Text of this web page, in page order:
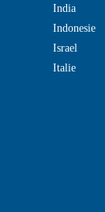
India
Indonesie
Israel
Italie